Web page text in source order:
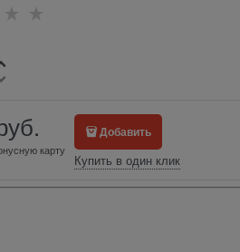
карту
Добавить
Купить в один клик